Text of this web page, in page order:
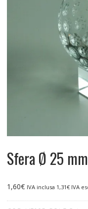
Sfera Ø 25
1,60€ IVA inclusa 1,31€IVA